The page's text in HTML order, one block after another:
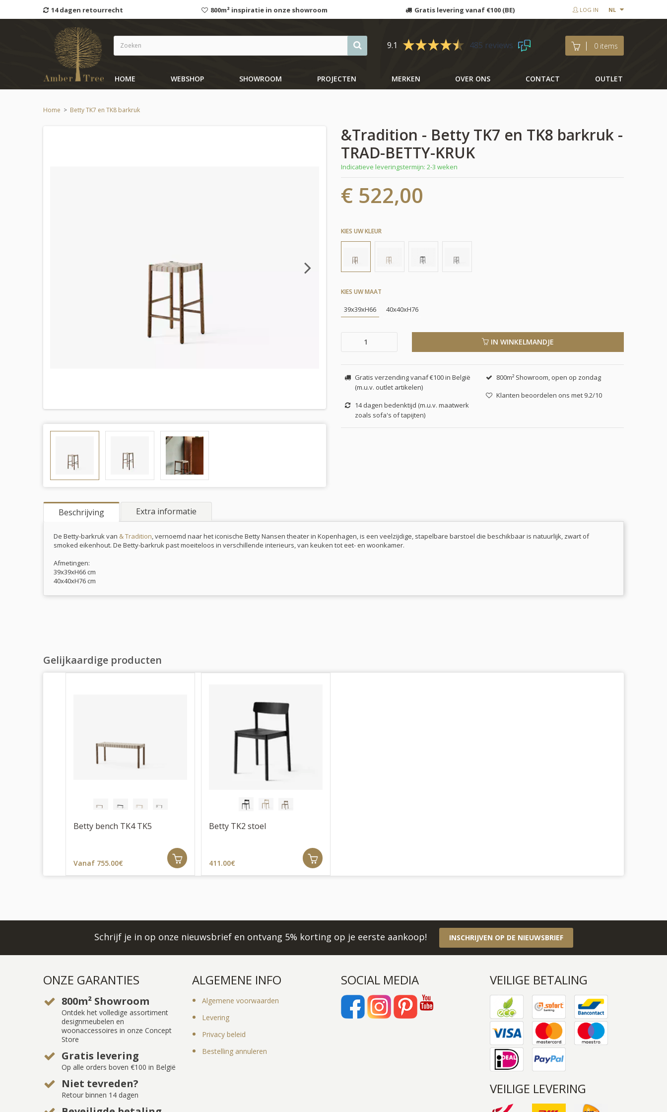
14 dagen retourrecht 800m² inspiratie in onze showroom Gratis levering vanaf €100 (BE) LOG IN NL
9.1 485 reviews 0 items
HOME WEBSHOP SHOWROOM PROJECTEN MERKEN OVER ONS CONTACT OUTLET
Home > Betty TK7 en TK8 barkruk
&Tradition - Betty TK7 en TK8 barkruk -
TRAD-BETTY-KRUK
Indicatieve leveringstermijn: 2-3 weken
€ 522,00
KIES UW KLEUR
KIES UW MAAT
39x39xH66 40x40xH76
IN WINKELMANDJE
Gratis verzending vanaf €100 in België
(m.u.v. outlet artikelen)
14 dagen bedenktijd (m.u.v. maatwerk
zoals sofa's of tapijten)
800m² Showroom, open op zondag
Klanten beoordelen ons met 9.2/10
Beschrijving Extra informatie
De Betty-barkruk van & Tradition, vernoemd naar het iconische Betty Nansen theater in Kopenhagen, is een veelzijdige, stapelbare barstoel die beschikbaar is natuurlijk, zwart of
smoked eikenhout. De Betty-barkruk past moeiteloos in verschillende interieurs, van keuken tot eet- en woonkamer.
Afmetingen:
39x39xH66 cm
40x40xH76 cm
Gelijkaardige producten
Betty bench TK4 TK5
Vanaf 755.00€
Betty TK2 stoel
411.00€
Schrijf je in op onze nieuwsbrief en ontvang 5% korting op je eerste aankoop! INSCHRIJVEN OP DE NIEUWSBRIEF
ONZE GARANTIES
800m² Showroom
Ontdek het volledige assortiment
designmeubelen en
woonaccessoires in onze Concept
Store
Gratis levering
Op alle orders boven €100 in België
Niet tevreden?
Retour binnen 14 dagen
ALGEMENE INFO
Algemene voorwaarden
Levering
Privacy beleid
Bestelling annuleren
SOCIAL MEDIA VEILIGE BETALING
VEILIGE LEVERING